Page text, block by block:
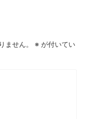
ません。 ※ が付いてい